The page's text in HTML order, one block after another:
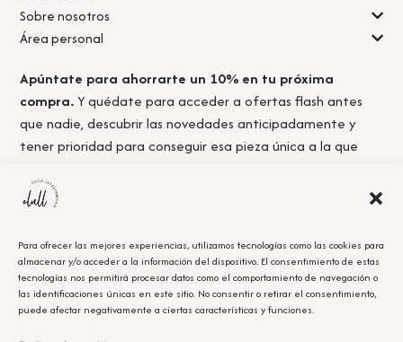
Para ofrecer las mejores experiencias, utilizamos tecnologías como las cookies para
almacenar y/o acceder a la información del dispositivo. El consentimiento de estas
tecnologías nos permitirá procesar datos como el comportamiento de navegación o
las identificaciones únicas en este sitio. No consentir o retirar el consentimiento,
puede afectar negativamente a ciertas características y funciones.
Sobre nosotros
Área personal
Apúntate para ahorrarte un 10% en tu próxima
compra.Y quédate para acceder a ofertas flash antes
que nadie, descubrir las novedades anticipadamente y
tener prioridad para conseguir esa pieza única a la que
Acepto lapolítica de privacidad.
Obtener el cupón